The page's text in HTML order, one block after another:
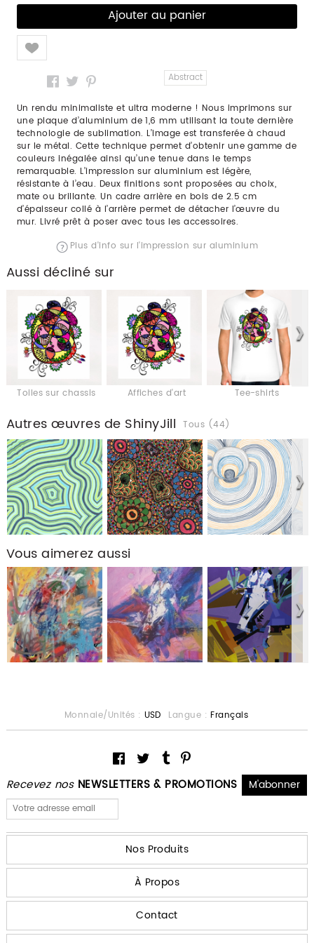
Like
Abstract
Un rendu minimaliste et ultra moderne ! Nous imprimons sur
une plaque d’aluminium de 1,6 mm utilisant la toute dernière
technologie de sublimation. L’image est transferée à chaud
sur le métal. Cette technique permet d’obtenir une gamme de
couleurs inégalée ainsi qu’une tenue dans le temps
remarquable. L’impression sur aluminium est légère,
résistante à l’eau. Deux finitions sont proposées au choix,
mate ou brillante. Un cadre arrière en bois de 2.5 cm
d’épaisseur collé à l’arrière permet de détacher l’œuvre du
mur. Livré prêt à poser avec tous les accessoires.
Plus d'info sur l'impression sur aluminium
Aussi décliné sur
Toiles sur chassis Affiches d'art Tee-shirts
Autres œuvres de ShinyJill Tous (44)
Vous aimerez aussi
Recevez nos NEWSLETTERS & PROMOTIONS
Monnaie/Unités : USD Langue : Français
Nos Produits
À Propos
Contact